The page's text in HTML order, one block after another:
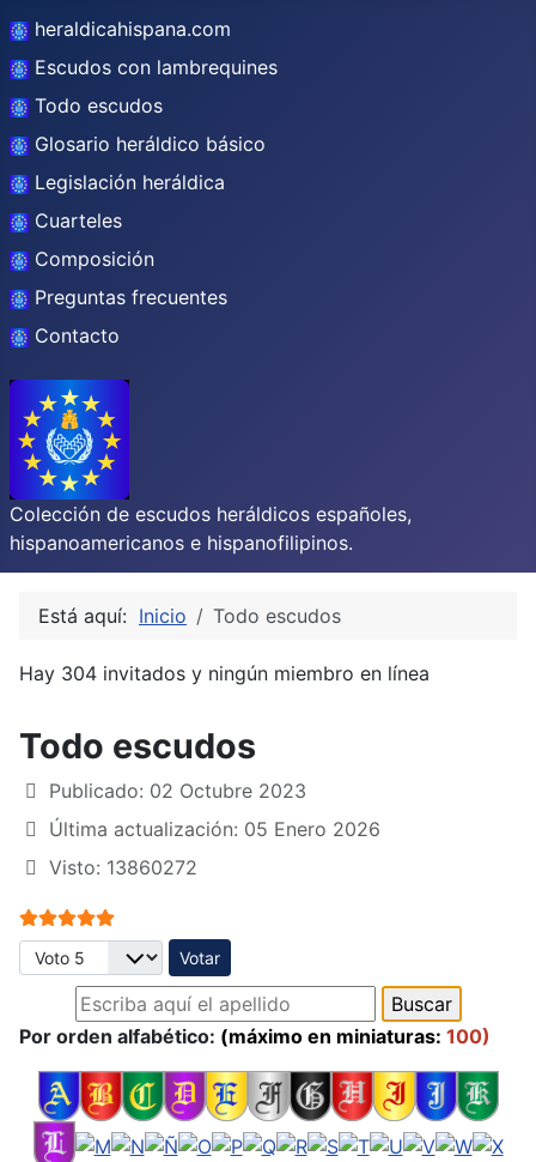
heraldicahispana.com
Escudos con lambrequines
Todo escudos
Glosario heráldico básico
Legislación heráldica
Cuarteles
Composición
Preguntas frecuentes
Contacto
Colección de escudos heráldicos españoles,
hispanoamericanos e hispanofilipinos.
Está aquí: Inicio Todo escudos
Hay 304 invitados y ningún miembro en línea
Todo escudos
Publicado: 02 Octubre 2023
Última actualización: 05 Enero 2026
Visto: 13860272
Ratio:5/5
Por favor, vote
Por orden alfabético: (máximo en miniaturas: 100)